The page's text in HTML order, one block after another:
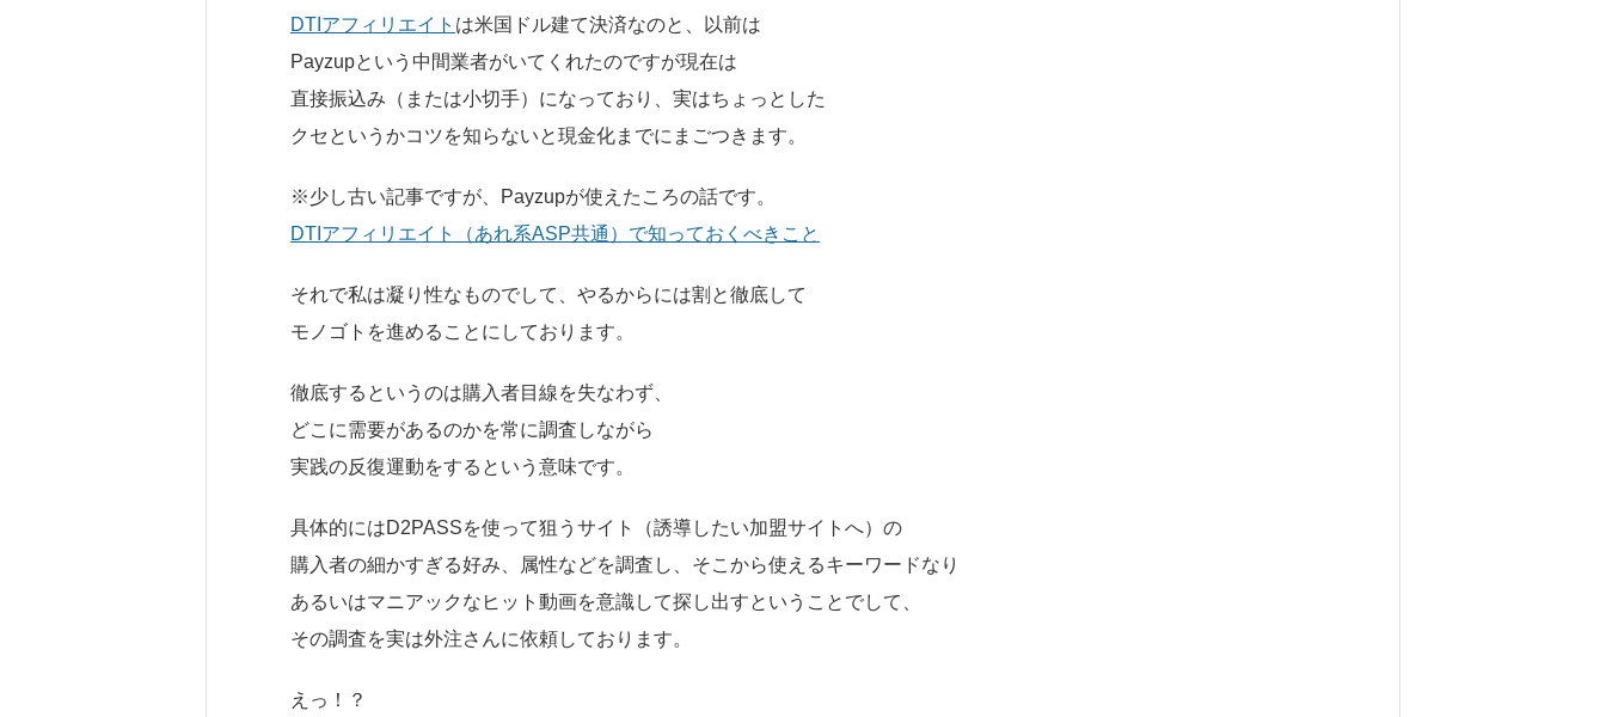
DTIアフィリエイト は米国ドル建て決済なのと、以前は
Payzupという中間業者がいてくれたのですが現在は
直接振込み（または小切手）になっており、実はちょっとした
クセというかコツを知らないと現金化までにまごつきます。
※少し古い記事ですが、Payzupが使えたころの話です。
DTIアフィリエイト（あれ系ASP共通）で知っておくべきこと
それで私は凝り性なものでして、やるからには割と徹底して
モノゴトを進めることにしております。
徹底するというのは購入者目線を失なわず、
どこに需要があるのかを常に調査しながら
実践の反復運動をするという意味です。
具体的にはD2PASSを使って狙うサイト（誘導したい加盟サイトへ）の
購入者の細かすぎる好み、属性などを調査し、そこから使えるキーワードなり
あるいはマニアックなヒット動画を意識して探し出すということでして、
その調査を実は外注さんに依頼しております。
えっ！？